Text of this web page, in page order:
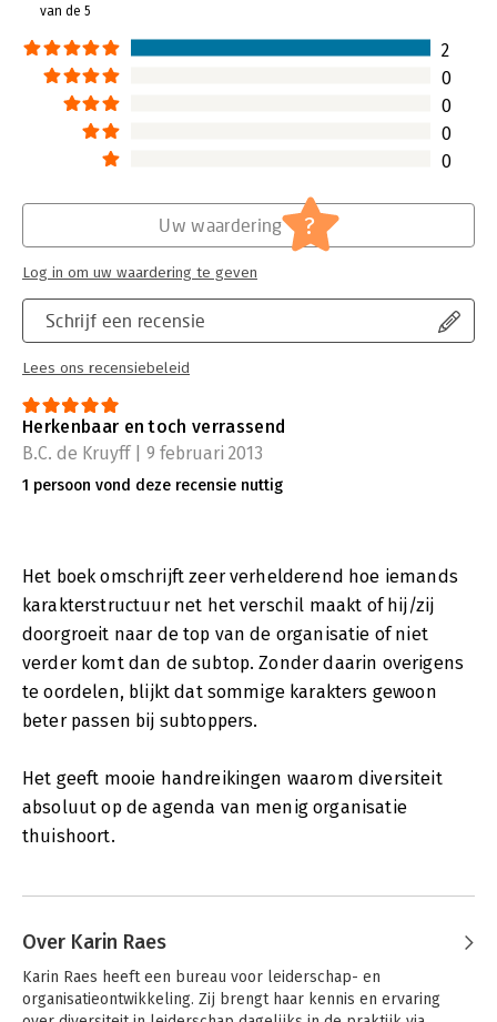
van de 5
2
0
0
0
0
Schrijf een recensie
Lees ons recensiebeleid
Uw waardering ?
Log in om uw waardering te geven
Herkenbaar en toch verrassend
B.C. de Kruyff | 9 februari 2013
1 persoon vond deze recensie nuttig
Het boek omschrijft zeer verhelderend hoe iemands
karakterstructuur net het verschil maakt of hij/zij
doorgroeit naar de top van de organisatie of niet
verder komt dan de subtop. Zonder daarin overigens
te oordelen, blijkt dat sommige karakters gewoon
beter passen bij subtoppers.
Het geeft mooie handreikingen waarom diversiteit
absoluut op de agenda van menig organisatie
thuishoort.
Over Karin Raes
Karin Raes heeft een bureau voor leiderschap- en
organisatieontwikkeling. Zij brengt haar kennis en ervaring